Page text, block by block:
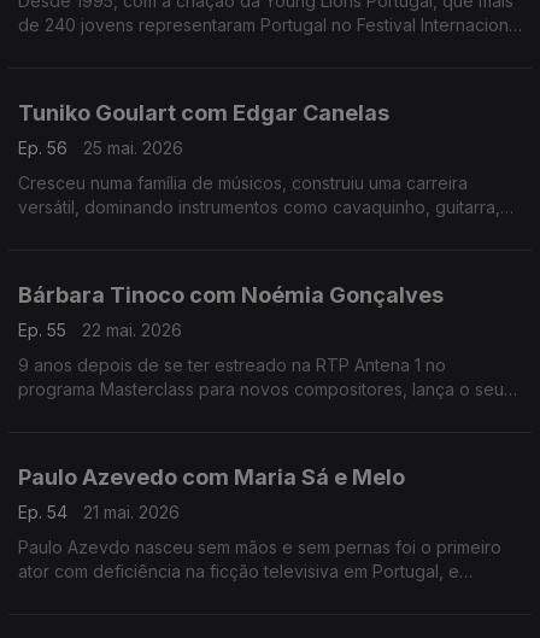
de 240 jovens representaram Portugal no Festival Internacional
Tuniko Goulart com Edgar Canelas
Ep. 56
25 mai. 2026
Cresceu numa família de músicos, construiu uma carreira
versátil, dominando instrumentos como cavaquinho, guitarra,
Bárbara Tinoco com Noémia Gonçalves
Ep. 55
22 mai. 2026
9 anos depois de se ter estreado na RTP Antena 1 no
programa Masterclass para novos compositores, lança o seu
Paulo Azevedo com Maria Sá e Melo
Ep. 54
21 mai. 2026
Paulo Azevdo nasceu sem mãos e sem pernas foi o primeiro
ator com deficiência na ficção televisiva em Portugal, e